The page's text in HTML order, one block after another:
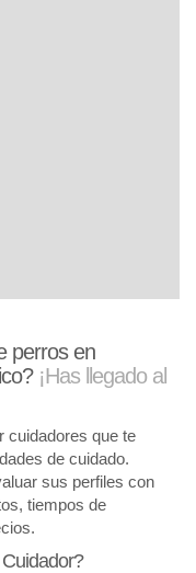
perros en
¡Has llegado al
cuidadores que te
de cuidado.
sus perfiles con
tiempos de